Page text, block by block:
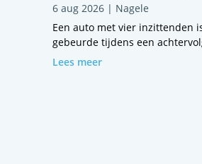
6 aug 2026| Nagele
Een auto met vier inzittenden
gebeurde tijdens een
Lees meer